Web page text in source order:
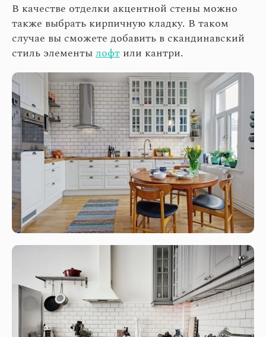
В качестве отделки акцентной стены можно
также выбрать кирпичную кладку. В таком
случае вы сможете добавить в скандинавский
стиль элементылофт или кантри.